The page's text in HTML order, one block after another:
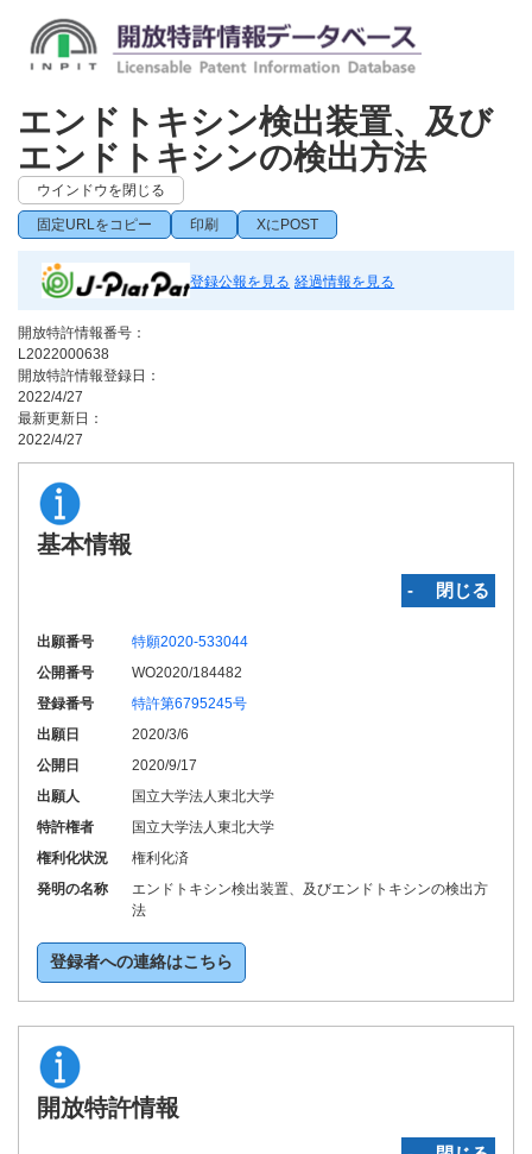
エンドトキシン検出装置、及び
エンドトキシンの検出方法
ウインドウを閉じる
固定URLをコピー 印刷 XにPOST
登録公報を見る 経過情報を見る
開放特許情報番号：
L2022000638
開放特許情報登録日：
2022/4/27
最新更新日：
2022/4/27
基本情報
‐ 閉じる
出願番号
特願2020-533044
公開番号
WO2020/184482
登録番号
特許第6795245号
出願日
2020/3/6
公開日
2020/9/17
出願人
国立大学法人東北大学
特許権者
国立大学法人東北大学
権利化状況
権利化済
発明の名称
エンドトキシン検出装置、及びエンドトキシンの検出方
法
登録者への連絡はこちら
開放特許情報